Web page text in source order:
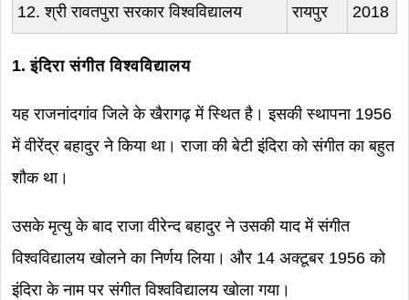
12. श्री रावतपुरा सरकार विश्वविद्यालय रायपुर 2018
1. इंदिरा संगीत विश्वविद्यालय
यह राजनांदगांव जिले के खैरागढ़ में स्थित है। इसकी स्थापना 1956
में वीरेंद्र बहादुर ने किया था। राजा की बेटी इंदिरा को संगीत का बहुत
शौक था।
उसके मृत्यु के बाद राजा वीरेन्द बहादुर ने उसकी याद में संगीत
विश्वविद्यालय खोलने का निर्णय लिया। और 14 अक्टूबर 1956 को
इंदिरा के नाम पर संगीत विश्वविद्यालय खोला गया।